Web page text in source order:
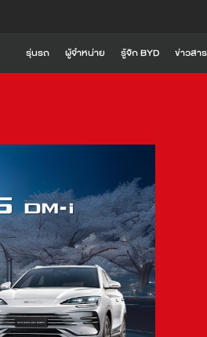
รุ่นรถ
ดูเพิ่มเติม
BYD ATTO 2
ผู้จำหน่าย รู้จัก BYD
ความเป็นมาของ BYD
ะสบการณ์ที่เหนือกว่าจาก BYD
ตกรรมการขับขี่
ค้นหาสถ
ข่าวสา